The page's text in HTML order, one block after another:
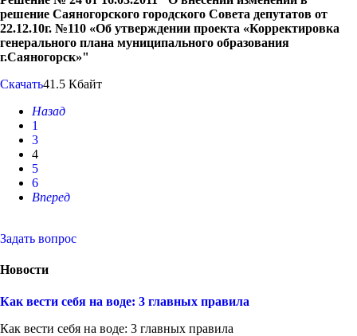
решение Саяногорского городского Совета депутатов от
22.12.10г. №110 «Об утверждении проекта «Корректировка
генерального плана муниципального образования
г.Саяногорск»"
Скачать41.5 Кбайт
Назад
1
3
4
5
6
Вперед
Задать вопрос
Новости
Как вести себя на воде: 3 главных правила
Как вести себя на воде: 3 главных правила